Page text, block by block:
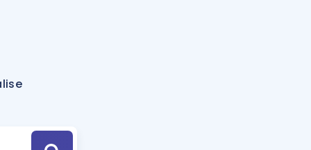
Hesaplama Aracı
için Öneriler
Tek Takvimde
Hoca ile seni sınava hazırlayacak onlarca eğitim seni bekliyor!